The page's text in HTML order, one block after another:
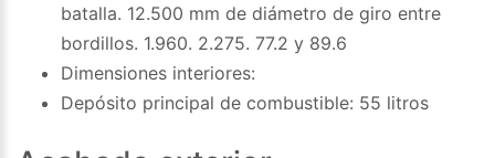
batalla. 12.500 mm de diámetro de giro entre
bordillos. 1.960. 2.275. 77.2 y 89.6
Dimensiones interiores:
Depósito principal de combustible: 55 litros